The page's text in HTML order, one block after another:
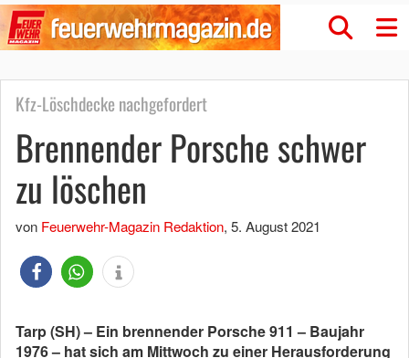
Kfz-Löschdecke nachgefordert
Brennender Porsche schwer
zu löschen
von Feuerwehr-Magazin Redaktion, 5. August 2021
Tarp (SH) – Ein brennender Porsche 911 – Baujahr
1976 – hat sich am Mittwoch zu einer Herausforderung